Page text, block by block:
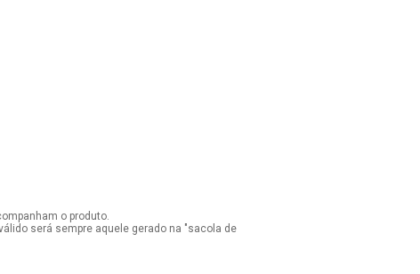
o produto.
será sempre aquele gerado na "sacola de